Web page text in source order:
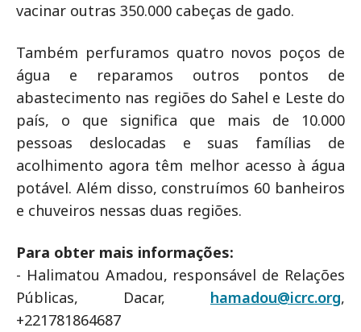
vacinar outras 350.000 cabeças de gado.
Também perfuramos quatro novos poços de
água e reparamos outros pontos de
abastecimento nas regiões do Sahel e Leste do
país, o que significa que mais de 10.000
pessoas deslocadas e suas famílias de
acolhimento agora têm melhor acesso à água
potável. Além disso, construímos 60 banheiros
e chuveiros nessas duas regiões.
Para obter mais informações:
- Halimatou Amadou, responsável de Relações
Públicas, Dacar, hamadou@icrc.org,
+221781864687